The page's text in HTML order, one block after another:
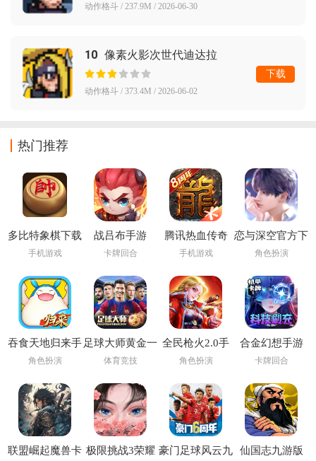
动作格斗 / 237.9M / 2026-06-30
10 像素火影次世代迪达拉
动作格斗 / 373.4M / 2026-06-02
下载
热门推荐
多比特象棋下载
手机游戏
战吕布手游
卡牌回合
腾讯热血传奇
手机游戏
恋与深空官方下
载
角色扮演
吞食天地归来手
游
角色扮演
足球大师黄金一
代九游版
体育竞技
全民枪火2.0手
游
角色扮演
合金幻想手游
卡牌回合
联盟崛起魔兽卡 极限挑战3荣耀 豪门足球风云九
仙国志九游版